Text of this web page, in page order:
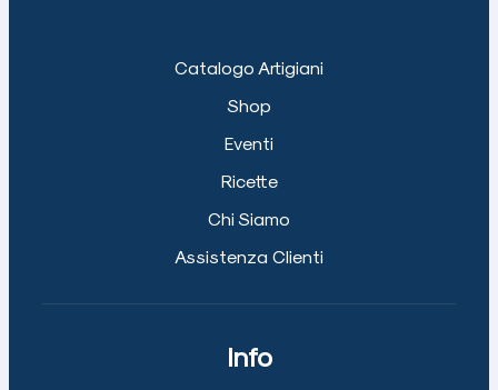
Catalogo Artigiani
Shop
Eventi
Ricette
Chi Siamo
Assistenza Clienti
Info